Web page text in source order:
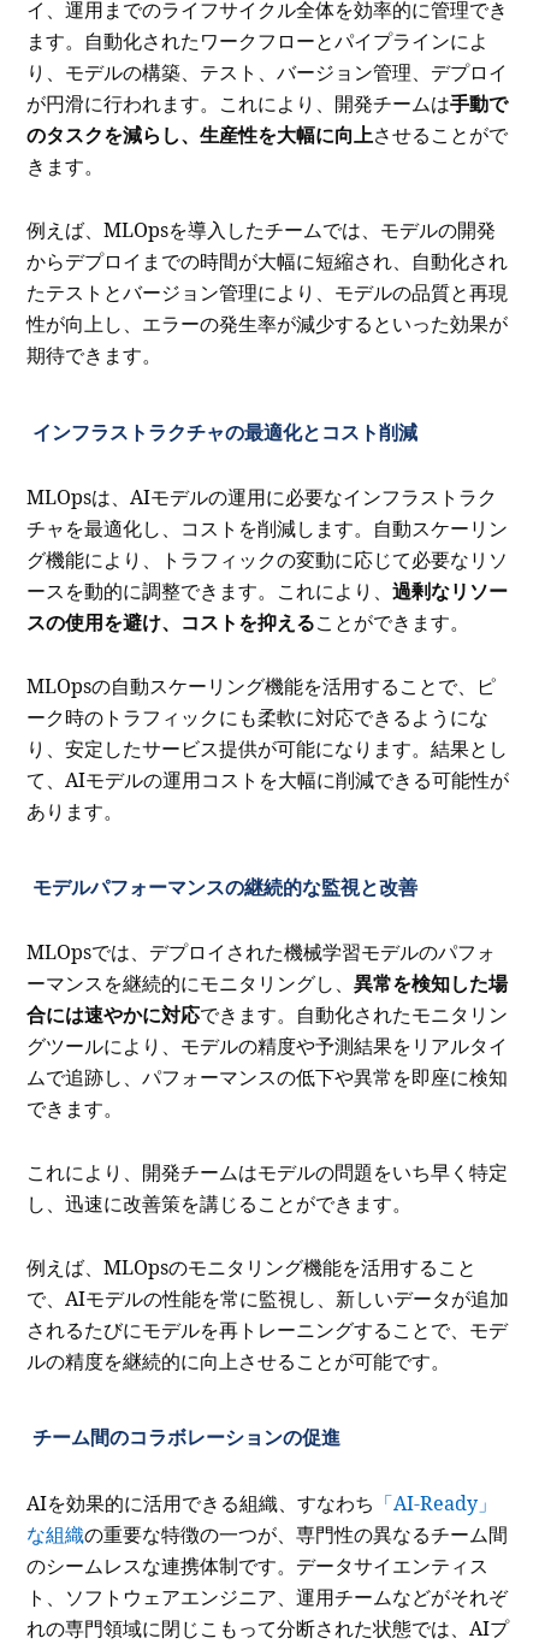
イ、運用までのライフサイクル全体を効率的に管理でき
ます。自動化されたワークフローとパイプラインによ
り、モデルの構築、テスト、バージョン管理、デプロイ
が円滑に行われます。これにより、開発チームは手動で
のタスクを減らし、生産性を大幅に向上させることがで
きます。
例えば、MLOpsを導入したチームでは、モデルの開発
からデプロイまでの時間が大幅に短縮され、自動化され
たテストとバージョン管理により、モデルの品質と再現
性が向上し、エラーの発生率が減少するといった効果が
期待できます。
インフラストラクチャの最適化とコスト削減
MLOpsは、AIモデルの運用に必要なインフラストラク
チャを最適化し、コストを削減します。自動スケーリン
グ機能により、トラフィックの変動に応じて必要なリソ
ースを動的に調整できます。これにより、過剰なリソー
スの使用を避け、コストを抑えることができます。
MLOpsの自動スケーリング機能を活用することで、ピ
ーク時のトラフィックにも柔軟に対応できるようにな
り、安定したサービス提供が可能になります。結果とし
て、AIモデルの運用コストを大幅に削減できる可能性が
あります。
モデルパフォーマンスの継続的な監視と改善
MLOpsでは、デプロイされた機械学習モデルのパフォ
ーマンスを継続的にモニタリングし、異常を検知した場
合には速やかに対応できます。自動化されたモニタリン
グツールにより、モデルの精度や予測結果をリアルタイ
ムで追跡し、パフォーマンスの低下や異常を即座に検知
できます。
これにより、開発チームはモデルの問題をいち早く特定
し、迅速に改善策を講じることができます。
例えば、MLOpsのモニタリング機能を活用すること
で、AIモデルの性能を常に監視し、新しいデータが追加
されるたびにモデルを再トレーニングすることで、モデ
ルの精度を継続的に向上させることが可能です。
チーム間のコラボレーションの促進
AIを効果的に活用できる組織、すなわち 「AI-Ready」
な組織の重要な特徴の一つが、専門性の異なるチーム間
のシームレスな連携体制です。データサイエンティス
ト、ソフトウェアエンジニア、運用チームなどがそれぞ
れの専門領域に閉じこもって分断された状態では、AIプ